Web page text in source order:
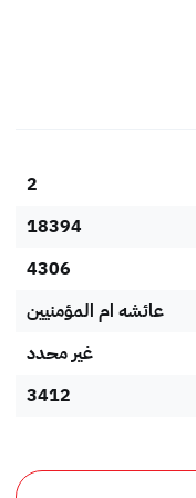
2
18394
4306
عائشه ام المؤمنيين
غير محدد
3412
23435